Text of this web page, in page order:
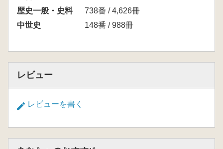
歴史一般・史料
738番 / 4,626冊
中世史
148番 / 988冊
レビュー
レビューを書く